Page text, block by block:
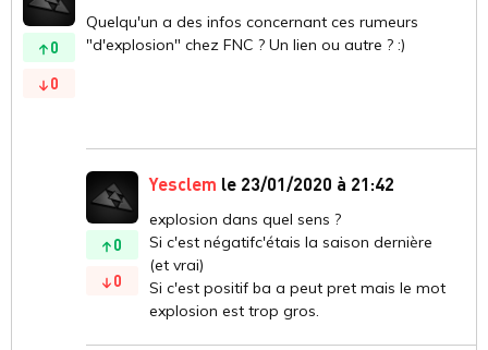
0
0
Quelqu'un a des infos concernant ces rumeurs
"d'explosion" chez FNC ? Un lien ou autre ? :)
0
0
Yesclem le 23/01/2020 à 21:42
explosion dans quel sens ?
Si c'est négatifc'étais la saison dernière
(et vrai)
Si c'est positif ba a peut pret mais le mot
explosion est trop gros.